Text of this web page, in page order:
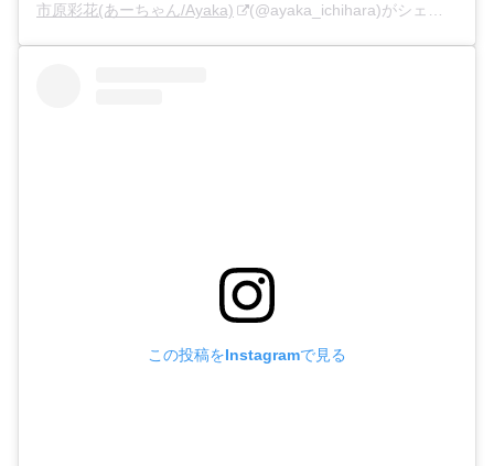
市原彩花(あーちゃん/Ayaka) (@ayaka_ichihara)がシェアした投稿 –
この投稿をInstagramで見る